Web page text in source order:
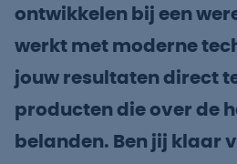
ontwikkelen bij een
werkt met moderne
jouw resultaten direct
producten die over de
belanden. Ben jij klaar